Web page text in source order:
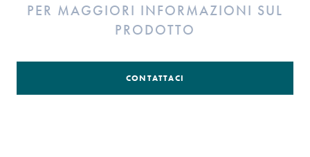
PER MAGGIORI INFORMAZIONI SUL
PRODOTTO
CONTATTACI